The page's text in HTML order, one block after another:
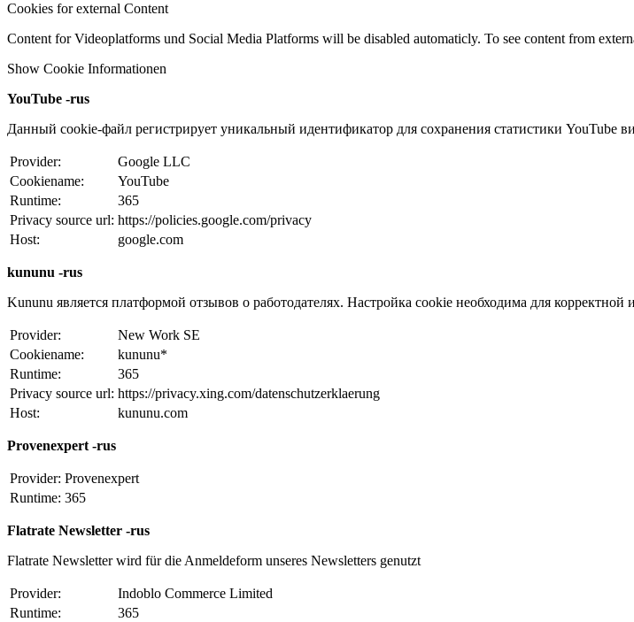
Cookies for external Content
Content for Videoplatforms und Social Media Platforms will be disabled automaticly. To see content from
Show Cookie Informationen
YouTube -rus
Данный cookie-файл регистрирует уникальный идентификатор для сохранения статистики YouTube
Provider:
Google LLC
Cookiename:
YouTube
Runtime:
365
Privacy source url: https://policies.google.com/privacy
Host:
google.com
kununu -rus
Kununu является платформой отзывов о работодателях. Настройка cookie необходима для корректной
Provider:
New Work SE
Cookiename:
kununu*
Runtime:
365
Privacy source url: https://privacy.xing.com/datenschutzerklaerung
Host:
kununu.com
Provenexpert -rus
Provider: Provenexpert
Runtime: 365
Flatrate Newsletter -rus
Flatrate Newsletter wird für die Anmeldeform unseres Newsletters genutzt
Provider:
Indoblo Commerce Limited
Runtime:
365